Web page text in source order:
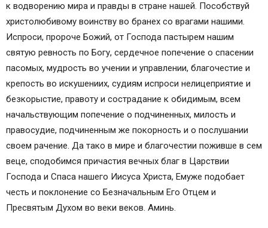
к водворению мира и правды в стране нашей. Пособствуй
христолюбивому воинству во бранех со врагами нашими.
Испроси, пророче Божий, от Господа пастырем нашим
святую ревность по Богу, сердечное попечение о спасении
пасомых, мудрость во учении и управлении, благочестие и
крепость во искушениих, судиям испроси нелицеприятие и
безкорыстие, правоту и сострадание к обидимым, всем
начальствующим попечение о подчиненных, милость и
правосудие, подчиненным же покорность и о послушании
своем рачение. Да тако в мире и благочестии поживше в сем
веце, сподобимся причастия вечных благ в Царствии
Господа и Спаса нашего Иисуса Христа, Емуже подобает
честь и поклонение со Безначальным Его Отцем и
Пресвятым Духом во веки веков. Аминь.